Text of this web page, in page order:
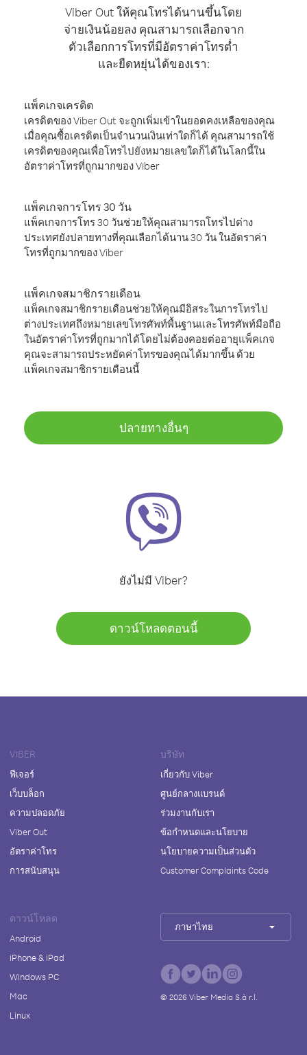
Viber Out ให้คุณโทรได้นานขึ้นโดย
จ่ายเงินน้อยลง คุณสามารถเลือกจาก
ตัวเลือกการโทรที่มีอัตราค่าโทรต่ำ
และยืดหยุ่นได้ของเรา:
แพ็คเกจเครดิต
เครดิตของ Viber Out จะถูกเพิ่มเข้าในยอดคงเหลือของคุณ
เมื่อคุณซื้อเครดิตเป็นจำนวนเงินเท่าใดก็ได้ คุณสามารถใช้
เครดิตของคุณเพื่อโทรไปยังหมายเลขใดก็ได้ในโลกนี้ใน
อัตราค่าโทรที่ถูกมากของ Viber
แพ็คเกจการโทร 30 วัน
แพ็คเกจการโทร 30 วันช่วยให้คุณสามารถโทรไปต่าง
ประเทศยังปลายทางที่คุณเลือกได้นาน 30 วัน ในอัตราค่า
โทรที่ถูกมากของ Viber
แพ็คเกจสมาชิกรายเดือน
แพ็คเกจสมาชิกรายเดือนช่วยให้คุณมีอิสระในการโทรไป
ต่างประเทศถึงหมายเลขโทรศัพท์พื้นฐานและโทรศัพท์มือถือ
ในอัตราค่าโทรที่ถูกมากได้โดยไม่ต้องคอยต่ออายุแพ็คเกจ
คุณจะสามารถประหยัดค่าโทรของคุณได้มากขึ้น ด้วย
แพ็คเกจสมาชิกรายเดือนนี้
ปลายทางอื่นๆ
ยังไม่มี Viber?
ดาวน์โหลดตอนนี้
VIBER
ฟีเจอร์
เว็บบล็อก
ความปลอดภัย
Viber Out
อัตราค่าโทร
การสนับสนุน
บริษัท
เกี่ยวกับ Viber
ศูนย์กลางแบรนด์
ร่วมงานกับเรา
ข้อกำหนดและนโยบาย
นโยบายความเป็นส่วนตัว
Customer Complaints Code
ดาวน์โหลด
Android
iPhone & iPad
Windows PC
Mac
Linux
ภาษาไทย
© 2026Viber Media S.à r.l.